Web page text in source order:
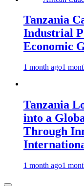
Tanzania
Industrial
Economic
1 month ago1
Tanzania
into a
Through
1 month ago1